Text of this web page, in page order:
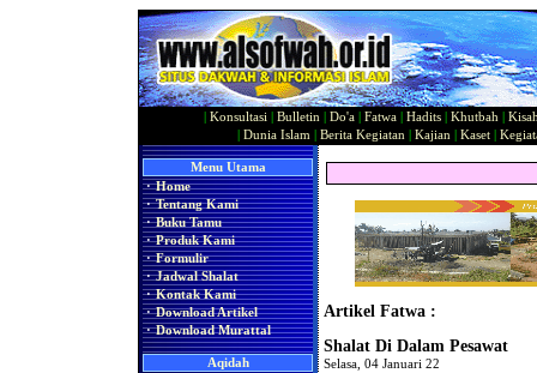
Konsultasi Bulletin Do'a Fatwa Hadits Khutbah
Dunia Islam Berita Kegiatan Kajian Kaset|
Menu Utama
· Home
· Tentang Kami
· Buku Tamu
· Produk Kami
· Formulir
· Jadwal Shalat
· Kontak Kami
· Download Artikel
· Download Murattal
Aqidah
Artikel Fatwa :
Shalat Di Dalam Pesawat
Selasa, 04 Januari 22